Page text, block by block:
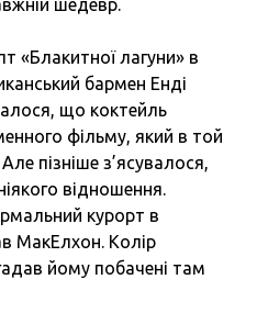
шедевр.
«Блакитної лагуни» в
бармен Енді
що коктейль
фільму, який в той
пізніше з’ясувалося,
відношення.
курорт в
МакЕлхон. Колір
йому побачені там